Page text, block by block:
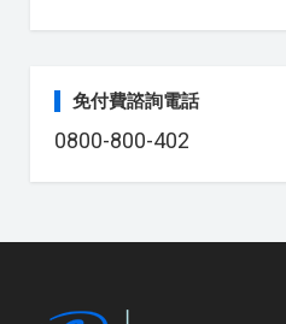
免付費諮詢電話
0800-800-402